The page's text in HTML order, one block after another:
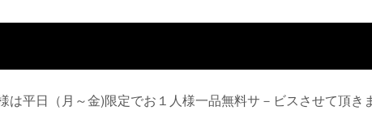
は平日（月～金)限定でお１人様一品無料サ－ビスさせて頂き